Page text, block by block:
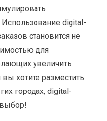
digital-
становится не
для
увеличить
хотите разместить
городах, digital-